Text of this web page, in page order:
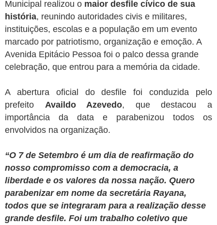
Municipal realizou o maior desfile cívico de sua
história, reunindo autoridades civis e militares,
instituições, escolas e a população em um evento
marcado por patriotismo, organização e emoção. A
Avenida Epitácio Pessoa foi o palco dessa grande
celebração, que entrou para a memória da cidade.
A abertura oficial do desfile foi conduzida pelo
prefeito Availdo Azevedo, que destacou a
importância da data e parabenizou todos os
envolvidos na organização.
“O 7 de Setembro é um dia de reafirmação do
nosso compromisso com a democracia, a
liberdade e os valores da nossa nação. Quero
parabenizar em nome da secretária Rayana,
todos que se integraram para a realização desse
grande desfile. Foi um trabalho coletivo que